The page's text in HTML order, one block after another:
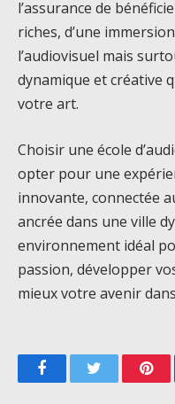
l’assurance de
riches, d’une
l’audiovisuel mais
dynamique et créative
votre art.
Choisir une école
opter pour une
innovante, connectée
ancrée dans une ville
environnement idéal
passion, développer
mieux votre avenir
FacebookTwitter